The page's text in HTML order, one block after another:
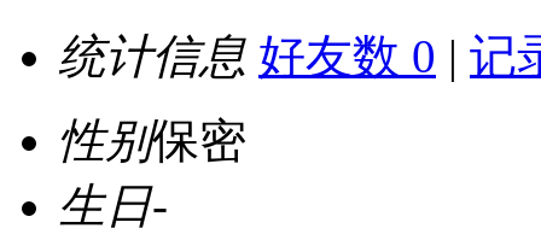
统计信息 好友数 0 | 记
性别保密
生日-